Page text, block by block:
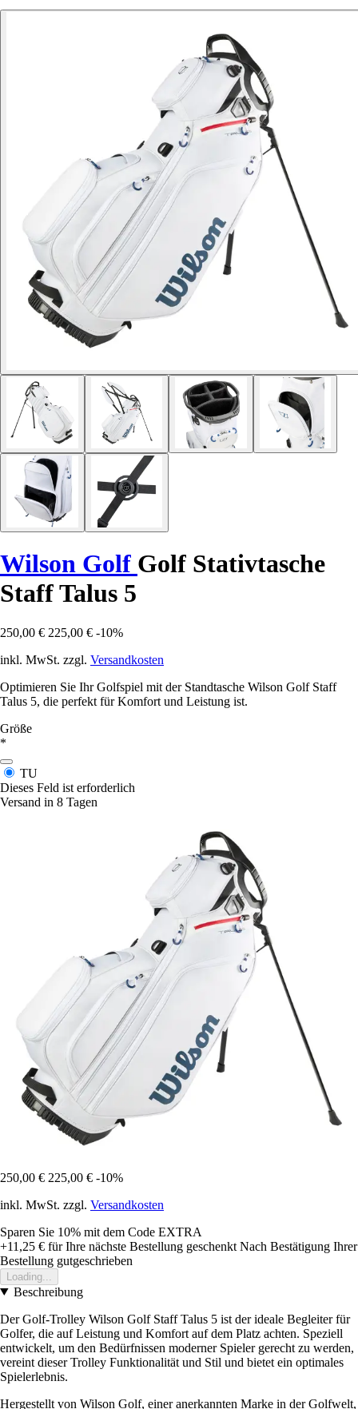
Wilson Golf Golf Stativtasche
Staff Talus 5
250,00 € 225,00 € -10%
inkl. MwSt. zzgl. Versandkosten
Optimieren Sie Ihr Golfspiel mit der Standtasche Wilson Golf Staff
Talus 5, die perfekt für Komfort und Leistung ist.
Größe
*
TU
Dieses Feld ist erforderlich
Versand in 8 Tagen
250,00 € 225,00 € -10%
inkl. MwSt. zzgl. Versandkosten
Sparen Sie 10% mit dem Code EXTRA
+11,25 € für Ihre nächste Bestellung geschenkt Nach Bestätigung Ihrer
Bestellung gutgeschrieben
Loading...
Beschreibung
Der Golf-Trolley Wilson Golf Staff Talus 5 ist der ideale Begleiter für
Golfer, die auf Leistung und Komfort auf dem Platz achten. Speziell
entwickelt, um den Bedürfnissen moderner Spieler gerecht zu werden,
vereint dieser Trolley Funktionalität und Stil und bietet ein optimales
Spielerlebnis.
Hergestellt von Wilson Golf, einer anerkannten Marke in der Golfwelt,